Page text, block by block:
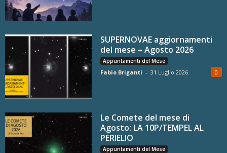
SUPERNOVAE aggiornamenti
del mese – Agosto 2026
Appuntamenti del Mese
Fabio Briganti - 31 Luglio 2026 0
Le Comete del mese di
Agosto: LA 10P/TEMPEL AL
PERIELIO
Appuntamenti del Mese